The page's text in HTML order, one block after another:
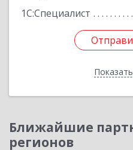
1С:Специалист
Ближайшие
регионов